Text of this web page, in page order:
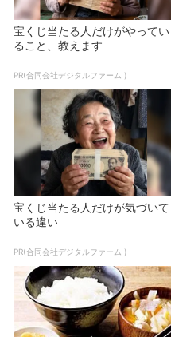
宝くじ当たる人だけがやってい
ること、教えます
PR(合同会社デジタルファーム )
宝くじ当たる人だけが気づいて
いる違い
PR(合同会社デジタルファーム )